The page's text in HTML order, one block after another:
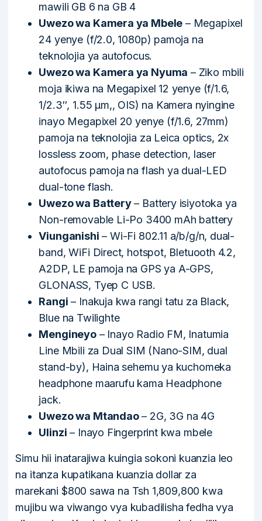
mawili GB 6 na GB 4
Uwezo wa Kamera ya Mbele – Megapixel
24 yenye (f/2.0, 1080p) pamoja na
teknolojia ya autofocus.
Uwezo wa Kamera ya Nyuma – Ziko mbili
moja ikiwa na Megapixel 12 yenye (f/1.6,
1/2.3″, 1.55 µm,, OIS) na Kamera nyingine
inayo Megapixel 20 yenye (f/1.6, 27mm)
pamoja na teknolojia za Leica optics, 2x
lossless zoom, phase detection, laser
autofocus pamoja na flash ya dual-LED
dual-tone flash.
Uwezo wa Battery– Battery isiyotoka ya
Non-removable Li-Po 3400 mAh battery
Viunganishi – Wi-Fi 802.11 a/b/g/n, dual-
band, WiFi Direct, hotspot, Bletuooth 4.2,
A2DP, LE pamoja na GPS ya A-GPS,
GLONASS, Tyep C USB.
Rangi – Inakuja kwa rangi tatu za Black,
Blue na Twilighte
Mengineyo– Inayo Radio FM, Inatumia
Line Mbili za Dual SIM (Nano-SIM, dual
stand-by), Haina sehemu ya kuchomeka
headphone maarufu kama Headphone
jack.
Uwezo wa Mtandao– 2G, 3G na 4G
Ulinzi – Inayo Fingerprint kwa mbele
Simu hii inatarajiwa kuingia sokoni kuanzia leo
na itanza kupatikana kuanzia dollar za
marekani $800 sawa na Tsh 1,809,800 kwa
mujibu wa viwango vya kubadilisha fedha vya